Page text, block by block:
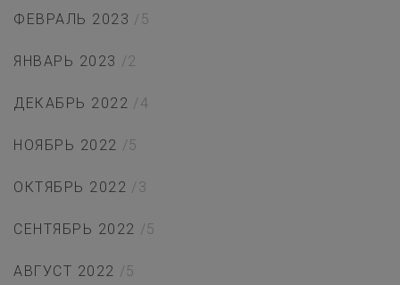
ФЕВРАЛЬ 2023 /5
ЯНВАРЬ 2023 /2
ДЕКАБРЬ 2022 /4
НОЯБРЬ 2022 /5
ОКТЯБРЬ 2022 /3
СЕНТЯБРЬ 2022 /5
АВГУСТ 2022 /5